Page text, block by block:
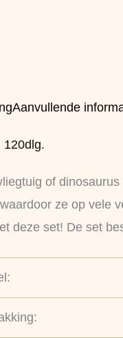
Aanvullende
120dlg.
of
ze op vele
deze set! De set